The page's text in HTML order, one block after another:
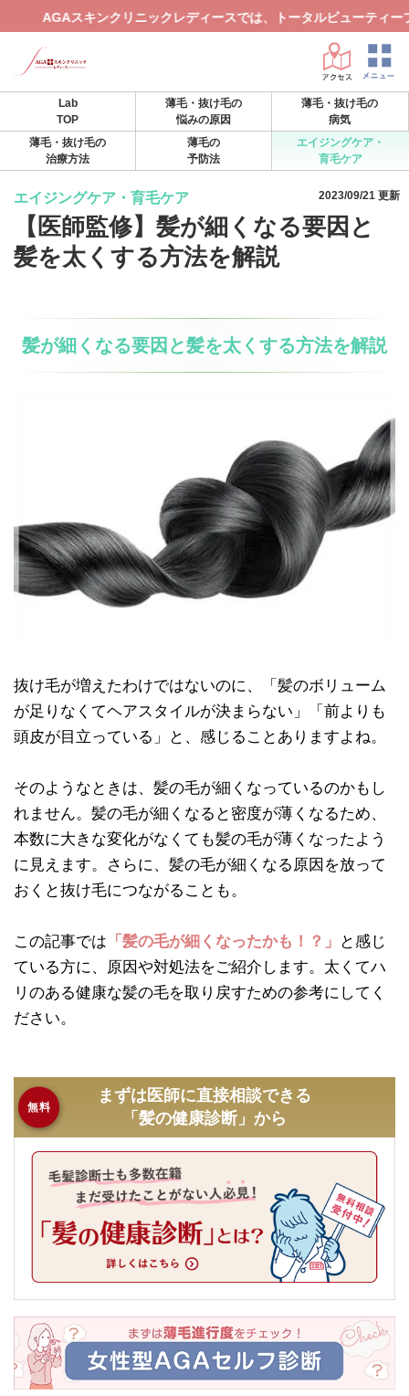
ニックレディースでは、トータルビューティープランをご用意して
Lab
TOP
薄毛・抜け毛の
悩みの原因
薄毛・抜け毛の
病気
薄毛・抜け毛の
治療方法
薄毛の
予防法
エイジングケア・
育毛ケア
エイジングケア・育毛ケア
【医師監修】髪が細くなる要因と
髪を太くする方法を解説
2023/09/21 更新
髪が細くなる要因と髪を太くする方法を解説
抜け毛が増えたわけではないのに、「髪のボリューム
が足りなくてヘアスタイルが決まらない」「前よりも
頭皮が目立っている」と、感じることありますよね。
そのようなときは、髪の毛が細くなっているのかもし
れません。髪の毛が細くなると密度が薄くなるため、
本数に大きな変化がなくても髪の毛が薄くなったよう
に見えます。さらに、髪の毛が細くなる原因を放って
おくと抜け毛につながることも。
この記事では 「髪の毛が細くなったかも！？」
と感じ
ている方に、原因や対処法をご紹介します。太くてハ
リのある健康な髪の毛を取り戻すための参考にしてく
ださい。
無料
まずは医師に直接相談できる
「髪の健康診断」から